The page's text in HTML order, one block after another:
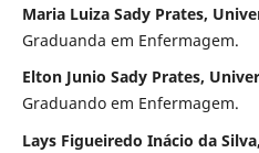
Maria Luiza Sady Prates,
Graduanda em Enfermagem.
Elton Junio Sady Prates,
Graduando em Enfermagem.
Lays Figueiredo Inácio da